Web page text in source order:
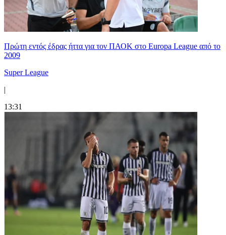
Πρώτη εντός έδρας ήττα για τον ΠΑΟΚ στο Europa League από το
2009
Super League
|
13:31